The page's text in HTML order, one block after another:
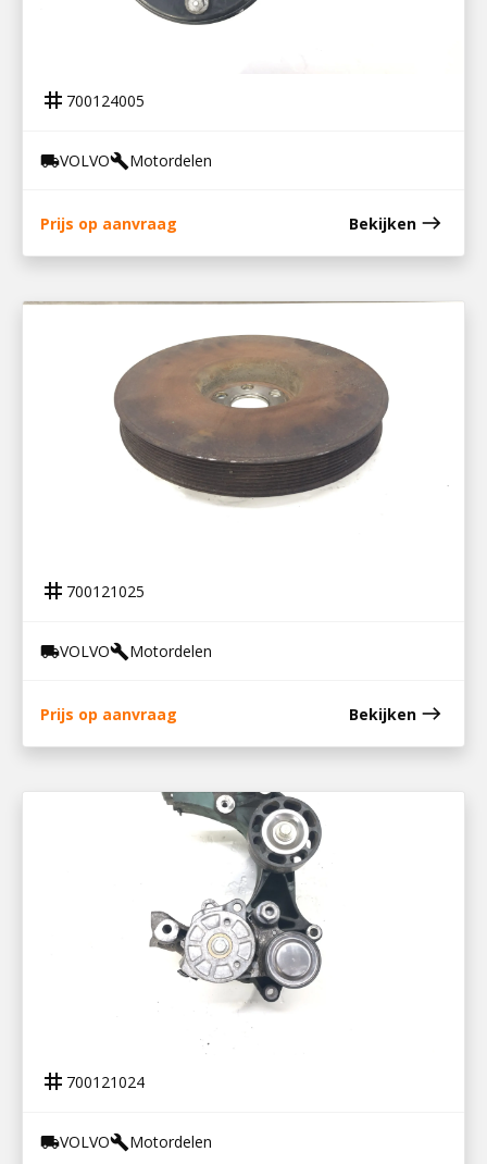
tag 700124005
local_shippingVOLVObuildMotordelen
Prijs op aanvraag Bekijken east
tag 700121025
local_shippingVOLVObuildMotordelen
Prijs op aanvraag Bekijken east
STEUN RIEMSPANNERS / 22501959
tag 700121024
local_shippingVOLVObuildMotordelen